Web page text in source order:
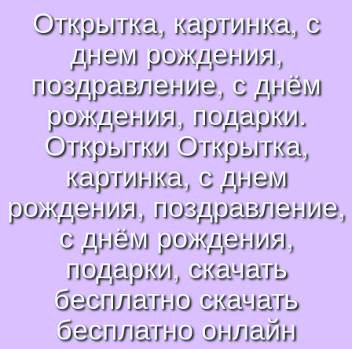
Открытка, картинка, с
днем рождения,
поздравление, с днём
рождения, подарки.
Открытки Открытка,
картинка, с днем
рождения, поздравление,
с днём рождения,
подарки, скачать
бесплатно скачать
бесплатно онлайн